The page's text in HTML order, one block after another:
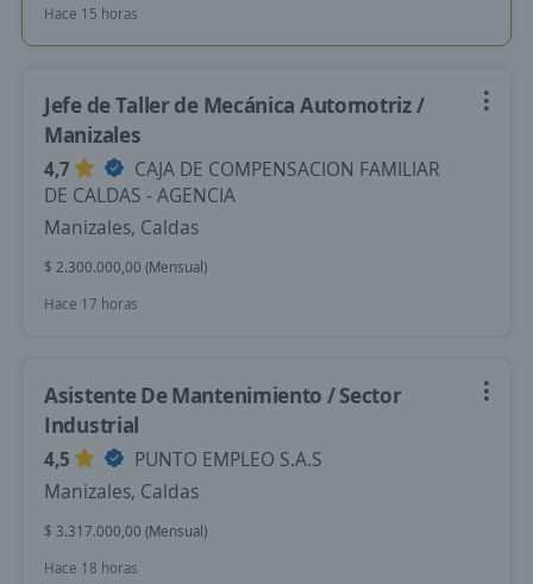
Hace 15 horas
Jefe de Taller de Mecánica Automotriz /
Manizales
4,7
CAJA DE COMPENSACION FAMILIAR
DE CALDAS - AGENCIA
Manizales, Caldas
$ 2.300.000,00 (Mensual)
Hace 17 horas
Asistente De Mantenimiento / Sector
Industrial
4,5
PUNTO EMPLEO S.A.S
Manizales, Caldas
$ 3.317.000,00 (Mensual)
Hace 18 horas